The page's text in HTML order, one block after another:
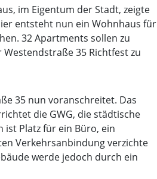
im Eigentum der Stadt, zeigte
entsteht nun ein Wohnhaus für
32 Apartments sollen zu
35 Richtfest zu
35 nun voranschreitet. Das
die GWG, die städtische
ist Platz für ein Büro, ein
Verkehrsanbindung verzichte
werde jedoch durch ein